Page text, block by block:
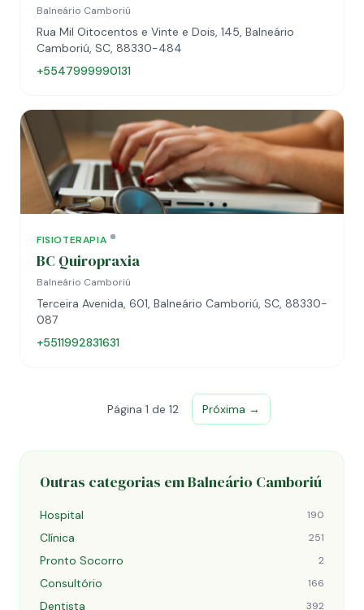
Balneário Camboriú
Rua Mil Oitocentos e Vinte e Dois, 145, Balneário
Camboriú, SC, 88330-484
+5547999990131
FISIOTERAPIA
BC Quiropraxia
Balneário Camboriú
Terceira Avenida, 601, Balneário Camboriú, SC, 88330-
087
+5511992831631
Página 1 de 12 Próxima →
Outras categorias em Balneário Camboriú
Hospital 190
Clínica 251
Pronto Socorro 2
Consultório 166
Dentista 392